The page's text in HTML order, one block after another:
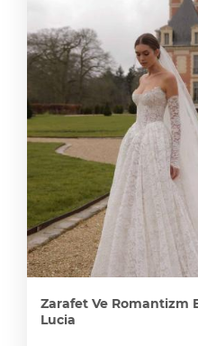
Zarafet Ve Romantizm
Lucia